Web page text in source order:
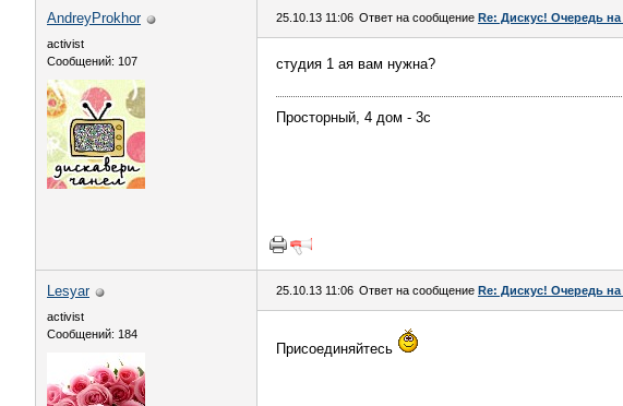
AndreyProkhor
activist
Сообщений: 107
25.10.13 11:06 Ответ на сообщение Re: Дискус! Очередь на
студия 1 ая вам нужна?
Просторный, 4 дом - 3с
Lesyar
activist
Сообщений: 184
25.10.13 11:06 Ответ на сообщение Re: Дискус! Очередь на
Присоединяйтесь